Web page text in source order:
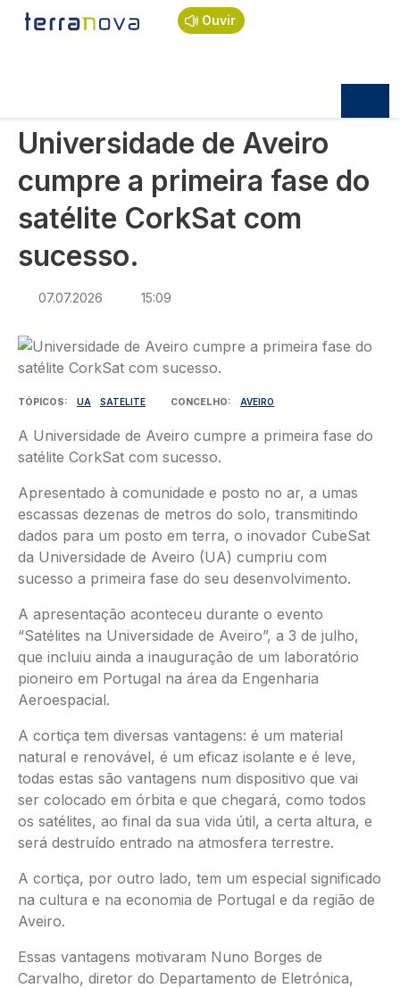
Passar para o conteúdo principal
Ouvir
Navegação estrutural
Início
Sociedade
Universidade de Aveiro cumpre a primeira fase do
Universidade de Aveiro
cumpre a primeira fase do
satélite CorkSat com
sucesso.
07.07.2026 15:09
Imagem
TÓPICOS UA SATELITE CONCELHO AVEIRO
A Universidade de Aveiro cumpre a primeira fase do
satélite CorkSat com sucesso.
Apresentado à comunidade e posto no ar, a umas
escassas dezenas de metros do solo, transmitindo
dados para um posto em terra, o inovador CubeSat
da Universidade de Aveiro (UA) cumpriu com
sucesso a primeira fase do seu desenvolvimento.
A apresentação aconteceu durante o evento
“Satélites na Universidade de Aveiro”, a 3 de julho,
que incluiu ainda a inauguração de um laboratório
pioneiro em Portugal na área da Engenharia
Aeroespacial.
A cortiça tem diversas vantagens: é um material
natural e renovável, é um eficaz isolante e é leve,
todas estas são vantagens num dispositivo que vai
ser colocado em órbita e que chegará, como todos
os satélites, ao final da sua vida útil, a certa altura, e
será destruído entrado na atmosfera terrestre.
A cortiça, por outro lado, tem um especial significado
na cultura e na economia de Portugal e da região de
Aveiro.
Essas vantagens motivaram Nuno Borges de
Carvalho, diretor do Departamento de Eletrónica,